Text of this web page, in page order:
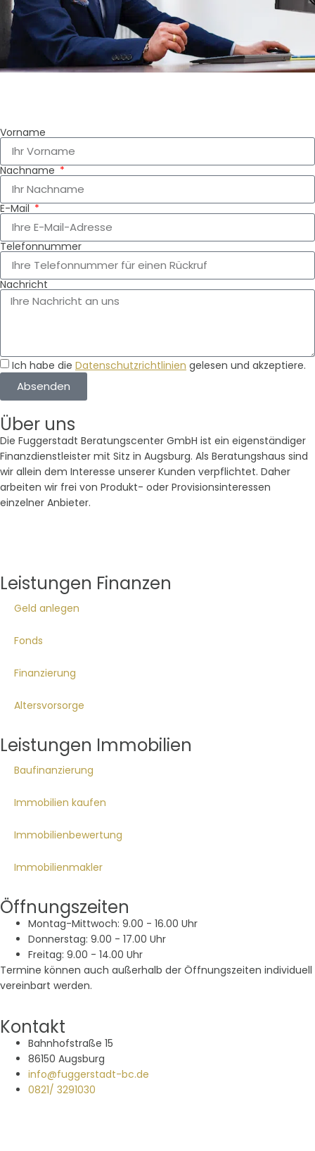
Vorname
Nachname
E-Mail
Telefonnummer
Nachricht
Ich habe die Datenschutzrichtlinien gelesen und akzeptiere.
Absenden
Über uns
Die Fuggerstadt Beratungscenter GmbH ist ein eigenständiger
Finanzdienstleister mit Sitz in Augsburg. Als Beratungshaus sind
wir allein dem Interesse unserer Kunden verpflichtet. Daher
arbeiten wir frei von Produkt- oder Provisionsinteressen
einzelner Anbieter.
Leistungen Finanzen
Geld anlegen
Fonds
Finanzierung
Altersvorsorge
Leistungen Immobilien
Baufinanzierung
Immobilien kaufen
Immobilienbewertung
Immobilienmakler
Öffnungszeiten
Montag-Mittwoch: 9.00 - 16.00 Uhr
Donnerstag: 9.00 - 17.00 Uhr
Freitag: 9.00 - 14.00 Uhr
Termine können auch außerhalb der Öffnungszeiten individuell
vereinbart werden.
Kontakt
Bahnhofstraße 15
86150 Augsburg
info@fuggerstadt-bc.de
0821/ 3291030